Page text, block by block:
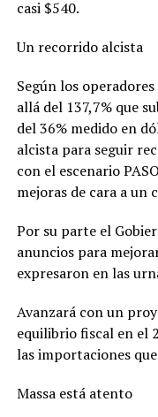
casi $540.
Un recorrido alcista
Según los
allá del 137,7% que
del 36% medido en
alcista para seguir
con el escenario
mejoras de cara a un
Por su parte el
anuncios para
expresaron en las
Avanzará con un
equilibrio fiscal en el
las importaciones
Massa está atento